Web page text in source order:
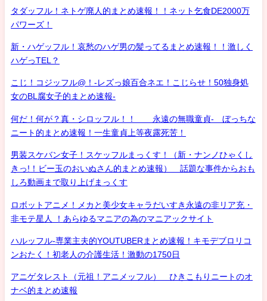
タダッフル！ネトゲ廃人的まとめ速報！！ネット乞食DE2000万
パワーズ！
新・ハゲッフル！哀愁のハゲ男の髪ってるまとめ速報！！激しく
ハゲっTEL？
こじ！コジッフル@！-レズっ娘百合ネエ！こじらせ！50独身処
女のBL腐女子的まとめ速報-
何だ！何が？真・シロッフル！！ 永遠の無職童貞- ぼっちな
ニート的まとめ速報！一生童貞上等夜露死苦！
男装スケバン女子！スケッフルまっくす！（新・ナンノひゃくし
きっ!！ビー玉のおいぬさん的まとめ速報） 話題な事件からおも
しろ動画まで取り上げまっくす
ロボットアニメ！メカと美少女キャラだいすき永遠の非リア充・
非モテ星人 ！あらゆるマニアの為のマニアックサイト
ハルッフル-専業主夫的YOUTUBERまとめ速報！キモデブロリコ
ンおたく！初老人の介護生活！激動の1750日
アニゲタレスト（元祖！アニメッフル） ひきこもりニートのオ
ナベ的まとめ速報